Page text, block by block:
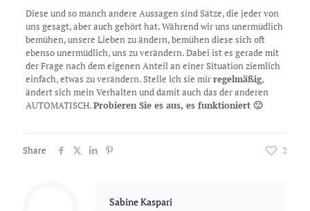
Diese und so manch andere Aussagen sind Sätze, die jeder von
uns gesagt, aber auch gehört hat. Während wir uns unermüdlich
bemühen, unsere Lieben zu ändern, bemühen diese sich oft
ebenso unermüdlich, uns zu verändern. Dabei ist es gerade mit
der Frage nach dem eigenen Anteil an einer Situation ziemlich
einfach, etwas zu verändern. Stelle ich sie mirregelmäßig,
ändert sich mein Verhalten und damit auch das der anderen
AUTOMATISCH.Probieren Sie es aus, es funktioniert 🙂
Share 2
Sabine Kaspari